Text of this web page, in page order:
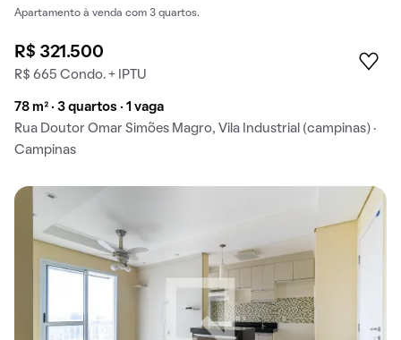
Apartamento à venda com 3 quartos.
R$ 321.500
R$ 665 Condo. + IPTU
78 m² · 3 quartos · 1 vaga
Rua Doutor Omar Simões Magro, Vila Industrial (campinas) ·
Campinas